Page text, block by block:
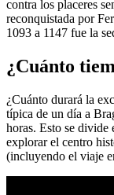
contra los placeres
reconquistada por
1093 a 1147 fue la
¿Cuánto
¿Cuánto durará la
típica de un día a
horas. Esto se divide
explorar el centro
(incluyendo el viaje